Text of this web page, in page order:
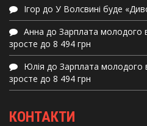
Ігор до У Волсвині буде
Анна до Зарплата молодого
зросте до 8 494 грн
Юлія до Зарплата молодого
зросте до 8 494 грн
КОНТАКТИ